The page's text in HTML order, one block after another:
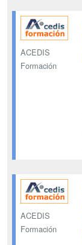
ACEDIS
Formación
ACEDIS
Formación